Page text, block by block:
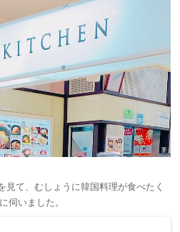
見て、むしょうに韓国料理が食べたく
伺いました。